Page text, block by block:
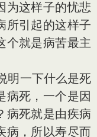
为这样子的忧悲
所引起的这样子
个就是病苦最主
一下什么是死
病死，一个是因
病死就是由疾病
病，所以寿尽而